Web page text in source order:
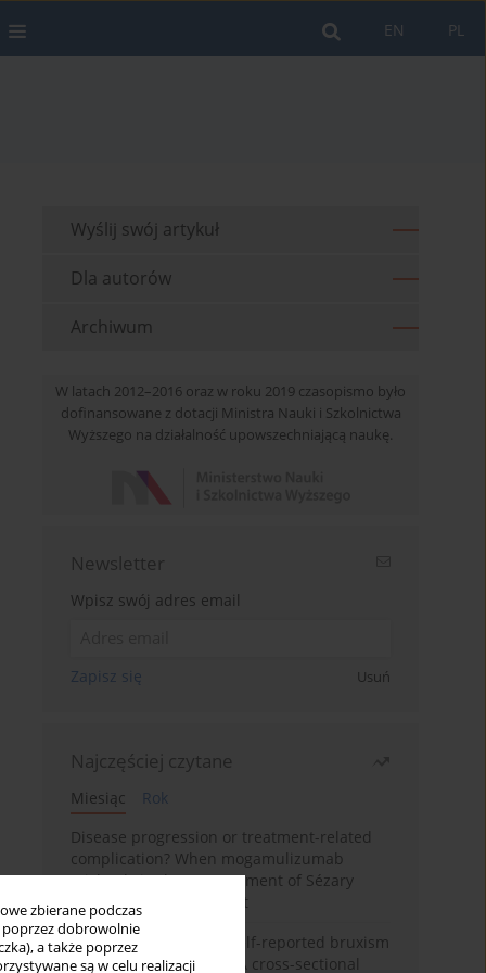
zbierane podczas
poprzez dobrowolnie
a także poprzez
są w celu realizacji
PL
EN
Wyślij swój artykuł
Dla autorów
Archiwum
W latach 2012–2016 oraz w roku 2019 czasopismo było
dofinansowane z dotacji Ministra Nauki i Szkolnictwa
Wyższego na działalność upowszechniającą naukę.
Newsletter
Wpisz swój adres email
Zapisz się Usuń
Najczęściej czytane
Miesiąc
Rok
Disease progression or treatment-related
complication? When mogamulizumab
misleads in the management of Sézary
syndrome: A case report
Personality traits and self-reported bruxism
in university students: A cross-sectional